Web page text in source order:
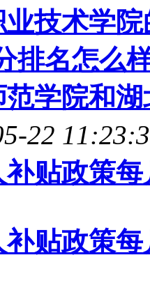
业技术学
排名怎么
学院和
22
贴政策
贴政策